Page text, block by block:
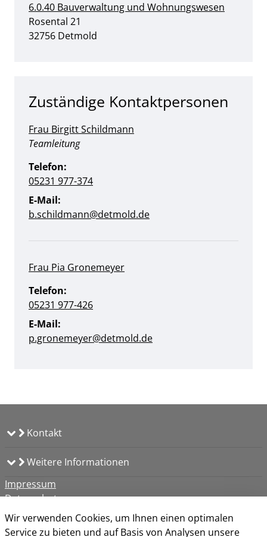
6.0.40 Bauverwaltung und Wohnungswesen
Straße:
Rosental Hausnummer:
21
PLZ:
32756 Ort:
Detmold
Zuständige Kontaktpersonen
Frau Birgitt Schildmann
Position:
Teamleitung
Telefon:
05231 977-374
E-Mail:
b.schildmann@detmold.de
Frau Pia Gronemeyer
Telefon:
05231 977-426
E-Mail:
p.gronemeyer@detmold.de
Kontakt
Weitere Informationen
Impressum
Datenschutz
Kontakt
Barrierefreiheit
Wir verwenden Cookies, um Ihnen einen optimalen
Service zu bieten und auf Basis von Analysen unsere